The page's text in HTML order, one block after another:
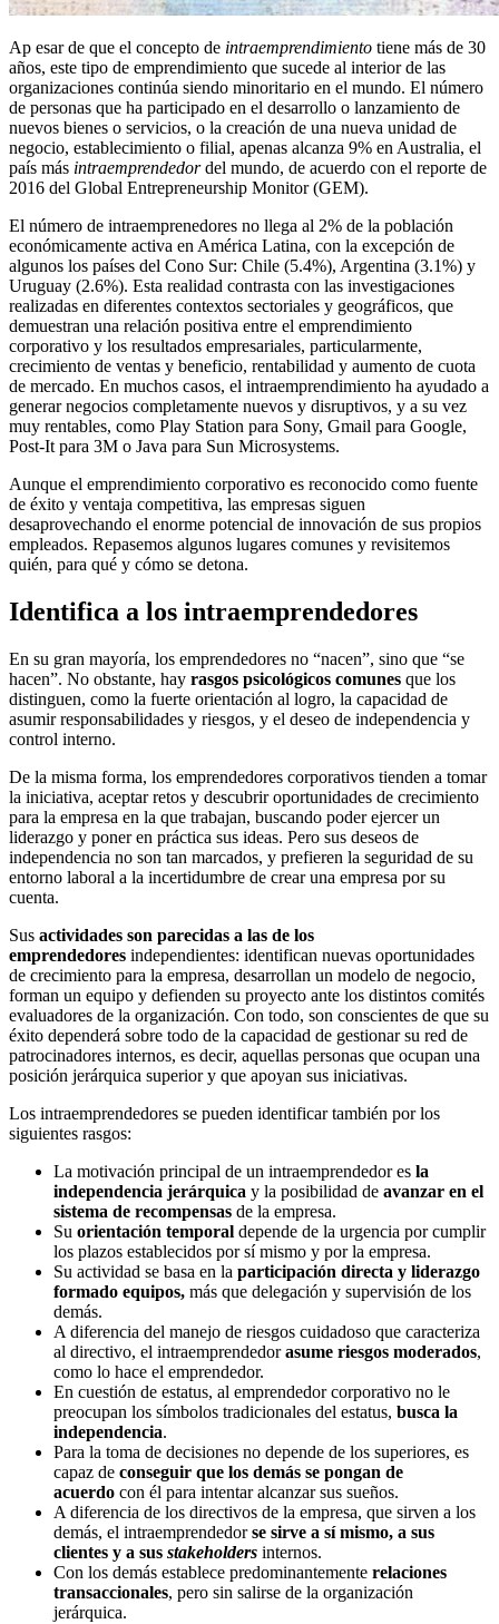
Ap esar de que el concepto de intraemprendimiento tiene más de 30
años, este tipo de emprendimiento que sucede al interior de las
organizaciones continúa siendo minoritario en el mundo. El número
de personas que ha participado en el desarrollo o lanzamiento de
nuevos bienes o servicios, o la creación de una nueva unidad de
negocio, establecimiento o filial, apenas alcanza 9% en Australia, el
país más intraemprendedordel mundo, de acuerdo con el reporte de
2016 del Global Entrepreneurship Monitor (GEM).
El número de intraemprenedores no llega al 2% de la población
económicamente activa en América Latina, con la excepción de
algunos los países del Cono Sur: Chile (5.4%), Argentina (3.1%) y
Uruguay (2.6%). Esta realidad contrasta con las investigaciones
realizadas en diferentes contextos sectoriales y geográficos, que
demuestran una relación positiva entre el emprendimiento
corporativo y los resultados empresariales, particularmente,
crecimiento de ventas y beneficio, rentabilidad y aumento de cuota
de mercado. En muchos casos, el intraemprendimiento ha ayudado a
generar negocios completamente nuevos y disruptivos, y a su vez
muy rentables, como Play Station para Sony, Gmail para Google,
Post-It para 3M o Java para Sun Microsystems.
Aunque el emprendimiento corporativo es reconocido como fuente
de éxito y ventaja competitiva, las empresas siguen
desaprovechando el enorme potencial de innovación de sus propios
empleados. Repasemos algunos lugares comunes y revisitemos
quién, para qué y cómo se detona.
Identifica a los intraemprendedores
En su gran mayoría, los emprendedores no “nacen”, sino que “se
hacen”. No obstante, hay rasgos psicológicos comunes que los
distinguen, como la fuerte orientación al logro, la capacidad de
asumir responsabilidades y riesgos, y el deseo de independencia y
control interno.
De la misma forma, los emprendedores corporativos tienden a tomar
la iniciativa, aceptar retos y descubrir oportunidades de crecimiento
para la empresa en la que trabajan, buscando poder ejercer un
liderazgo y poner en práctica sus ideas. Pero sus deseos de
independencia no son tan marcados, y prefieren la seguridad de su
entorno laboral a la incertidumbre de crear una empresa por su
cuenta.
Sus actividades son parecidas a las de los
emprendedores independientes: identifican nuevas oportunidades
de crecimiento para la empresa, desarrollan un modelo de negocio,
forman un equipo y defienden su proyecto ante los distintos comités
evaluadores de la organización. Con todo, son conscientes de que su
éxito dependerá sobre todo de la capacidad de gestionar su red de
patrocinadores internos, es decir, aquellas personas que ocupan una
posición jerárquica superior y que apoyan sus iniciativas.
Los intraemprendedores se pueden identificar también por los
siguientes rasgos:
La motivación principal de un intraemprendedor es la
independencia jerárquica y la posibilidad de avanzar en el
sistema de recompensas de la empresa.
Su orientación temporal depende de la urgencia por cumplir
los plazos establecidos por sí mismo y por la empresa.
Su actividad se basa en la participación directa y liderazgo
formado equipos, más que delegación y supervisión de los
demás.
A diferencia del manejo de riesgos cuidadoso que caracteriza
al directivo, el intraemprendedorasume riesgos moderados,
como lo hace el emprendedor.
En cuestión de estatus, al emprendedor corporativo no le
preocupan los símbolos tradicionales del estatus, busca la
independencia.
Para la toma de decisiones no depende de los superiores, es
capaz de conseguir que los demás se pongan de
acuerdo con él para intentar alcanzar sus sueños.
A diferencia de los directivos de la empresa, que sirven a los
demás, el intraemprendedorse sirve a sí mismo, a sus
clientes y a sus stakeholders internos.
Con los demás establece predominantemente relaciones
transaccionales, pero sin salirse de la organización
jerárquica.